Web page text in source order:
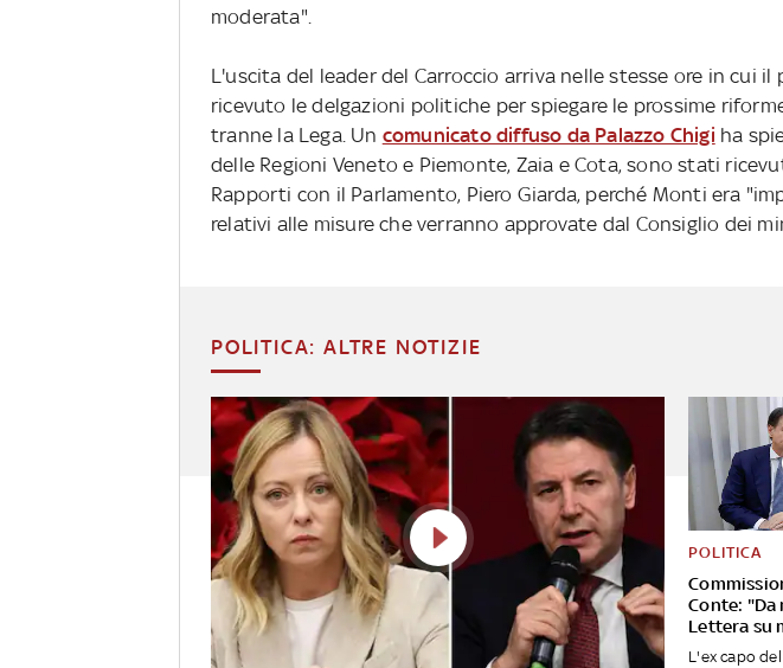
moderata".
L'uscita del leader del Carroccio arriva nelle stesse ore in cui il
ricevuto le delgazioni politiche per spiegare le prossime
tranne la Lega. Un comunicato diffuso da Palazzo Chigi ha
delle Regioni Veneto e Piemonte, Zaia e Cota, sono stati
Rapporti con il Parlamento, Piero Giarda, perché Monti era
relativi alle misure che verranno approvate dal Consiglio dei
POLITICA: ALTRE NOTIZIE
Conte: "Da
Lettera su
POLITICA
L'ex capo